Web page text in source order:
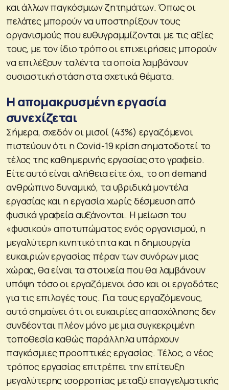
και άλλων παγκόσμιων ζητημάτων. Όπως οι
πελάτες μπορούν να υποστηρίξουν τους
οργανισμούς που ευθυγραμμίζονται με τις αξίες
τους, με τον ίδιο τρόπο οι επιχειρήσεις μπορούν
να επιλέξουν ταλέντα τα οποία λαμβάνουν
ουσιαστική στάση στα σχετικά θέματα.
Η απομακρυσμένη εργασία
συνεχίζεται
Σήμερα, σχεδόν οι μισοί (43%) εργαζόμενοι
πιστεύουν ότι η Covid-19 κρίση σηματοδοτεί το
τέλος της καθημερινής εργασίας στο γραφείο.
Είτε αυτό είναι αλήθεια είτε όχι, το on demand
ανθρώπινο δυναμικό, τα υβριδικά μοντέλα
εργασίας και η εργασία χωρίς δέσμευση από
φυσικά γραφεία αυξάνονται. Η μείωση του
«φυσικού» αποτυπώματος ενός οργανισμού, η
μεγαλύτερη κινητικότητα και η δημιουργία
ευκαιριών εργασίας πέραν των συνόρων μιας
χώρας, θα είναι τα στοιχεία που θα λαμβάνουν
υπόψη τόσο οι εργαζόμενοι όσο και οι εργοδότες
για τις επιλογές τους. Για τους εργαζόμενους,
αυτό σημαίνει ότι οι ευκαιρίες απασχόλησης δεν
συνδέονται πλέον μόνο με μια συγκεκριμένη
τοποθεσία καθώς παράλληλα υπάρχουν
παγκόσμιες προοπτικές εργασίας. Τέλος, ο νέος
τρόπος εργασίας επιτρέπει την επίτευξη
μεγαλύτερης ισορροπίας μεταξύ επαγγελματικής